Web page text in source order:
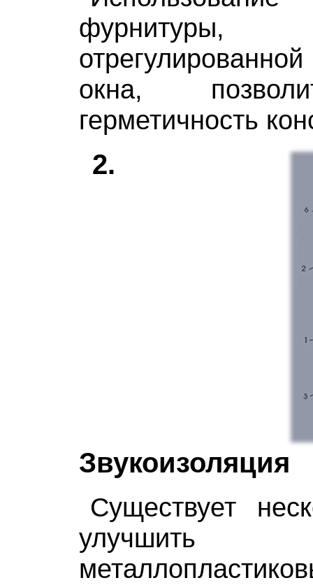
окна,
герметичность
2.
Звукоизоляция
Существует
улучшить